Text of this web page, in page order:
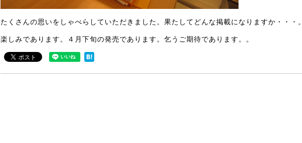
たくさんの思いをしゃべらしていただきました。果たしてどんな掲載になりますか・・・。
楽しみであります。４月下旬の発売であります。乞うご期待であります。。